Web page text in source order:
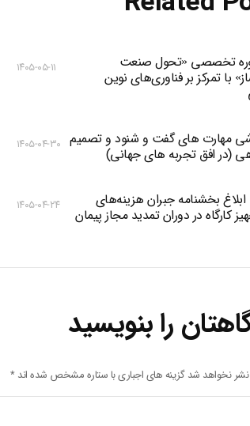
تخصصی «تحول صنعت
با تمرکز بر فناوری‌های نوین
۱۴۰۵-۰۵-۱۱
مهارت های گفت و شنود و تصمیم
(در افق تجربه های جهانی)
۱۴۰۵-۰۴-۳۰
بخشنامه جبران هزینه‌های
کارگاه در دوران تمدید مجاز پیمان
۱۴۰۵-۰۴-۲۴
را بنویسید
نشر نخواهد شد گزینه های اجباری با ستاره مشخص شده اند*